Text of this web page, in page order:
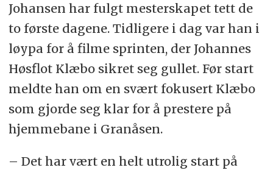
Johansen har fulgt mesterskapet tett de
to første dagene. Tidligere i dag var han i
løypa for å filme sprinten, der Johannes
Høsflot Klæbo sikret seg gullet. Før start
meldte han om en svært fokusert Klæbo
som gjorde seg klar for å prestere på
hjemmebane i Granåsen.
– Det har vært en helt utrolig start på